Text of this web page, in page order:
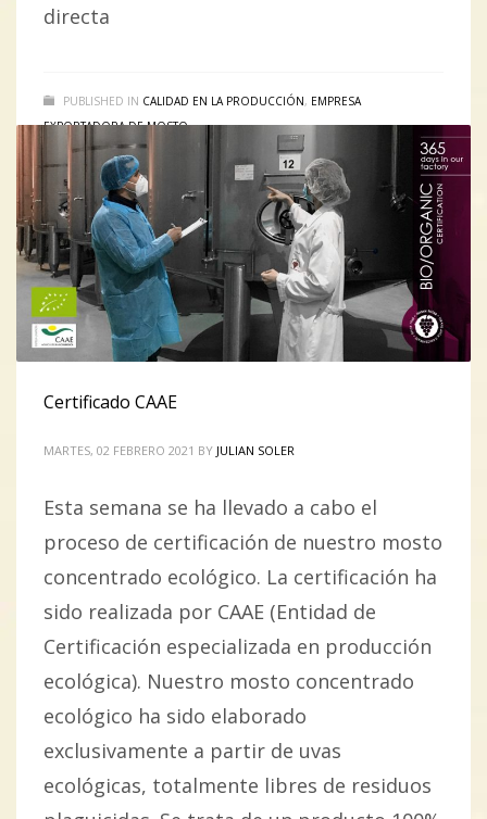
directa
PUBLISHED IN CALIDAD EN LA PRODUCCIÓN, EMPRESA
EXPORTADORA DE MOSTO
Certificado CAAE
MARTES, 02 FEBRERO 2021 BY JULIAN SOLER
Esta semana se ha llevado a cabo el
proceso de certificación de nuestro mosto
concentrado ecológico. La certificación ha
sido realizada por CAAE (Entidad de
Certificación especializada en producción
ecológica). Nuestro mosto concentrado
ecológico ha sido elaborado
exclusivamente a partir de uvas
ecológicas, totalmente libres de residuos